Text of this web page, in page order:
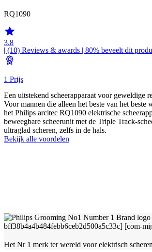
RQ1090
3.8
| (10) Reviews & awards | 80% beveelt dit
1 Prijs
Een uitstekend scheerapparaat voor geweldige
Voor mannen die alleen het beste van het beste
het Philips arcitec RQ1090 elektrische
beweegbare scheerunit met de Triple Track-
ultraglad scheren, zelfs in de hals.
Bekijk alle voordelen
Het Nr 1 merk ter wereld voor elektrisch